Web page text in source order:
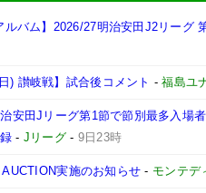
ルバム】2026/27明治安田J2リーグ
) 讃岐戦】試合後コメント -福島ユ
安田Jリーグ第1節で節別最多入場
- Jリーグ - 9日23時
実施のお知らせ - モンテデ